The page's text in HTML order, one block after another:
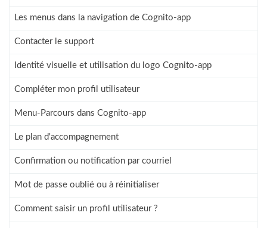
Les menus dans la navigation de Cognito-app
Contacter le support
Identité visuelle et utilisation du logo Cognito-app
Compléter mon profil utilisateur
Menu-Parcours dans Cognito-app
Le plan d'accompagnement
Confirmation ou notification par courriel
Mot de passe oublié ou à réinitialiser
Comment saisir un profil utilisateur ?